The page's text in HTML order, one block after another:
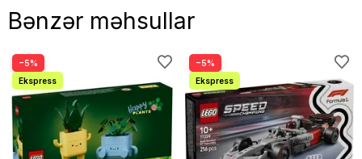
Bənzər məhsullar
−5% −5%